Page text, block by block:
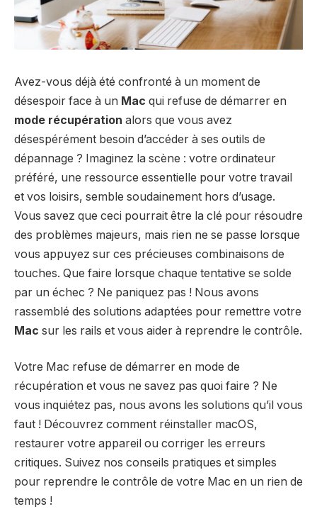
Avez-vous déjà été confronté à un moment de
désespoir face à un Mac qui refuse de démarrer en
mode récupération alors que vous avez
désespérément besoin d’accéder à ses outils de
dépannage ? Imaginez la scène : votre ordinateur
préféré, une ressource essentielle pour votre travail
et vos loisirs, semble soudainement hors d’usage.
Vous savez que ceci pourrait être la clé pour résoudre
des problèmes majeurs, mais rien ne se passe lorsque
vous appuyez sur ces précieuses combinaisons de
touches. Que faire lorsque chaque tentative se solde
par un échec ? Ne paniquez pas ! Nous avons
rassemblé des solutions adaptées pour remettre votre
Mac sur les rails et vous aider à reprendre le contrôle.
Votre Mac refuse de démarrer en mode de
récupération et vous ne savez pas quoi faire ? Ne
vous inquiétez pas, nous avons les solutions qu’il vous
faut ! Découvrez comment réinstaller macOS,
restaurer votre appareil ou corriger les erreurs
critiques. Suivez nos conseils pratiques et simples
pour reprendre le contrôle de votre Mac en un rien de
temps !